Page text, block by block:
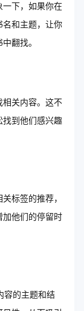
下，如果你在
和主题，让你
翻找。
关内容。这不
到他们感兴趣
标签的推荐，
加他们的停留时
容的主题和结